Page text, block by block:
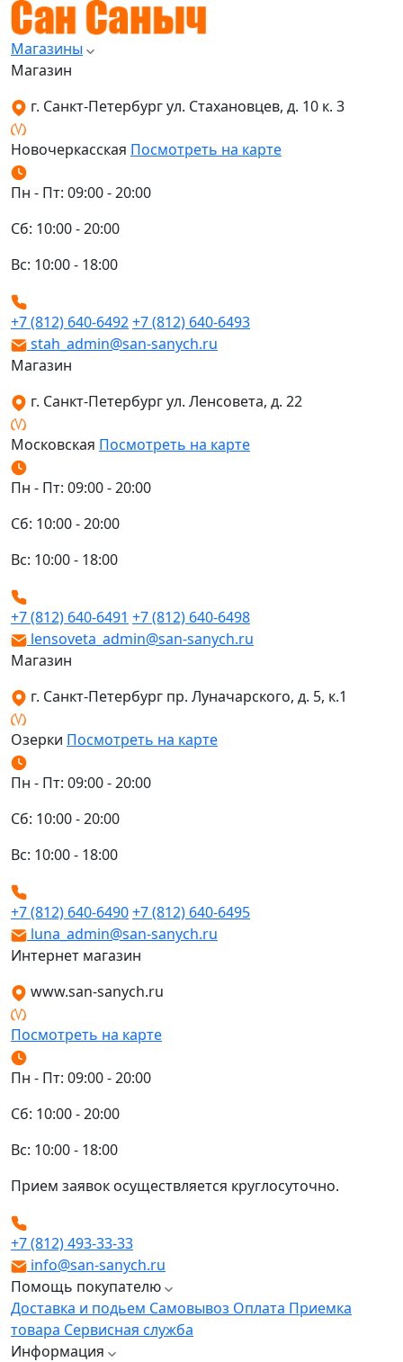
Магазины
Магазин
г. Санкт-Петербург ул. Стахановцев, д. 10 к. 3
Новочеркасская Посмотреть на карте
Пн - Пт: 09:00 - 20:00
Сб: 10:00 - 20:00
Вс: 10:00 - 18:00
+7 (812) 640-6492+7 (812) 640-6493
stah_admin@san-sanych.ru
Магазин
г. Санкт-Петербург ул. Ленсовета, д. 22
Московская Посмотреть на карте
Пн - Пт: 09:00 - 20:00
Сб: 10:00 - 20:00
Вс: 10:00 - 18:00
+7 (812) 640-6491 +7 (812) 640-6498
lensoveta_admin@san-sanych.ru
Магазин
г. Санкт-Петербург пр. Луначарского, д. 5, к.1
Озерки Посмотреть на карте
Пн - Пт: 09:00 - 20:00
Сб: 10:00 - 20:00
Вс: 10:00 - 18:00
+7 (812) 640-6490+7 (812) 640-6495
luna_admin@san-sanych.ru
Интернет магазин
www.san-sanych.ru
Посмотреть на карте
Пн - Пт: 09:00 - 20:00
Сб: 10:00 - 20:00
Вс: 10:00 - 18:00
Прием заявок осуществляется круглосуточно.
+7 (812) 493-33-33
info@san-sanych.ru
Помощь покупателю
Доставка и подьем Самовывоз Оплата Приемка
товара Сервисная служба
Информация